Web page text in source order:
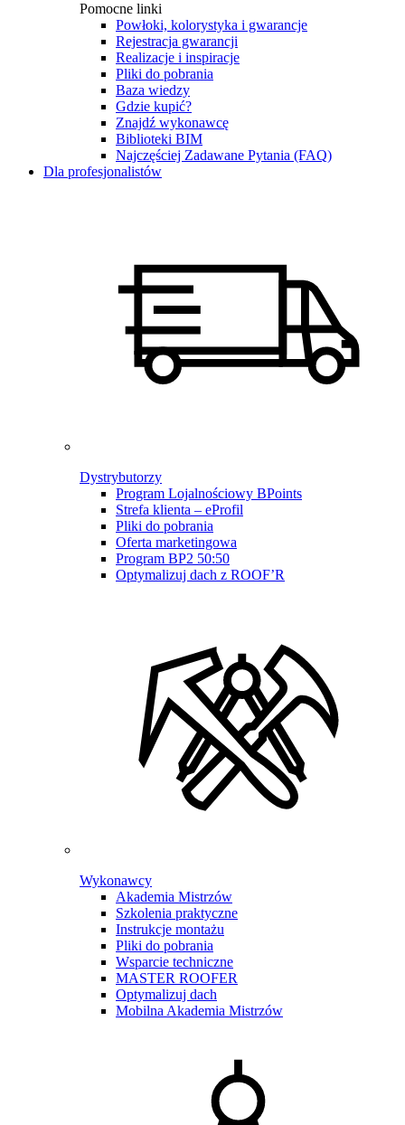
Pomocne linki
Powłoki, kolorystyka i gwarancje
Rejestracja gwarancji
Realizacje i inspiracje
Pliki do pobrania
Baza wiedzy
Gdzie kupić?
Znajdź wykonawcę
Biblioteki BIM
Najczęściej Zadawane Pytania (FAQ)
Dla profesjonalistów
Dystrybutorzy
Program Lojalnościowy BPoints
Strefa klienta – eProfil
Pliki do pobrania
Oferta marketingowa
Program BP2 50:50
Optymalizuj dach z ROOF’R
Wykonawcy
Akademia Mistrzów
Szkolenia praktyczne
Instrukcje montażu
Pliki do pobrania
Wsparcie techniczne
MASTER ROOFER
Optymalizuj dach
Mobilna Akademia Mistrzów